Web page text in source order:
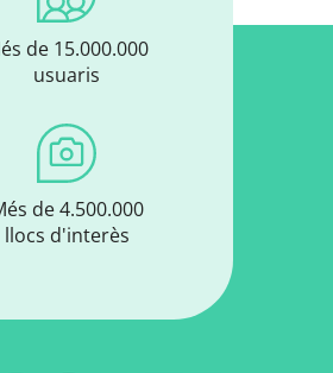
de 15.000.000
usuaris
de 4.500.000
llocs d'interès